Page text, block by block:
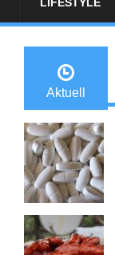
Aktuell